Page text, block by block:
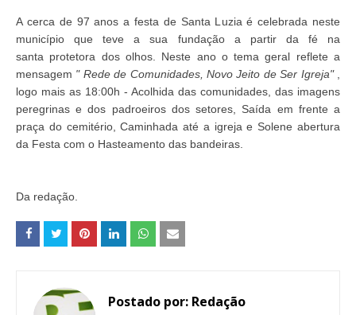
A cerca de 97 anos a festa de Santa Luzia é celebrada neste
município que teve a sua fundação a partir da fé na
santa protetora dos olhos. Neste ano o tema geral reflete a
mensagem " Rede de Comunidades, Novo Jeito de Ser Igreja" ,
logo mais as 18:00h -Acolhida das comunidades, das imagens
peregrinas e dos padroeiros dos setores, Saída em frente a
praça do cemitério,Caminhada até a igreja e Solene abertura
da Festa com o Hasteamento das bandeiras.
Da redação.
Postado por: Redação